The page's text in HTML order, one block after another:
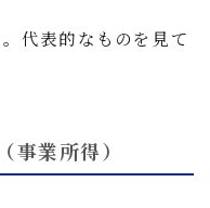
代表的なものを見て
事業所得）